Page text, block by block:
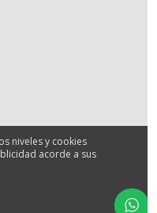
niveles y cookies
acorde a sus